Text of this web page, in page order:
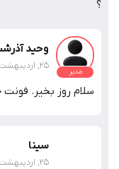
؟
مدیر
وحید
25, اردیبهشت ، 1405 در 11:50
سلام روز بخیر.
سینا
25, اردیبهشت ، 1405 در 12:47